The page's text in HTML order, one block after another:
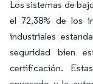
Los sistemas de
el 72,38% de los
industriales
seguridad bien
certificación.